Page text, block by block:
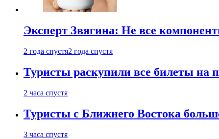
Эксперт Звягина: Не все
2 года спустя2 года спустя
Туристы раскупили все билеты на
2 часа спустя
Туристы с Ближнего Востока
3 часа спустя